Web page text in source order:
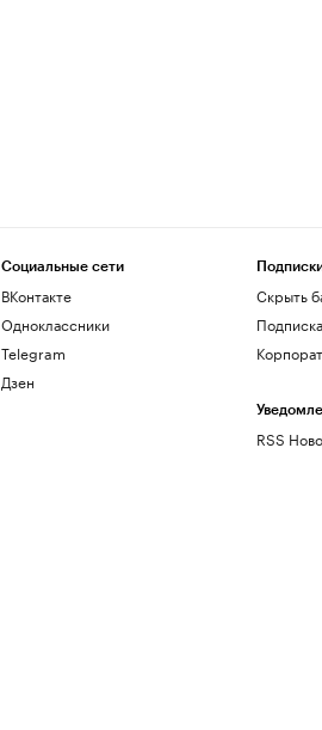
Социальные сети
ВКонтакте
Одноклассники
Telegram
Дзен
Скрыть
RSS